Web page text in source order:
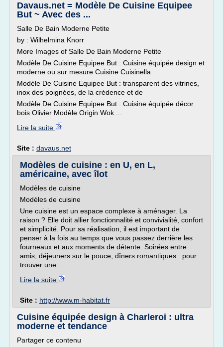
Davaus.net = Modèle De Cuisine Equipee
But ~ Avec des ...
Salle De Bain Moderne Petite
by : Wilhelmina Knorr
More Images of Salle De Bain Moderne Petite
Modèle De Cuisine Equipee But : Cuisine équipée design et
moderne ou sur mesure Cuisine Cuisinella
Modèle De Cuisine Equipee But : transparent des vitrines,
inox des poignées, de la crédence et de
Modèle De Cuisine Equipee But : Cuisine équipée décor
bois Olivier Modèle Origin Wok ...
Lire la suite
Site : davaus.net
Modèles de cuisine : en U, en L,
américaine, avec îlot
Modèles de cuisine
Modèles de cuisine
Une cuisine est un espace complexe à aménager. La
raison ? Elle doit allier fonctionnalité et convivialité, confort
et simplicité. Pour sa réalisation, il est important de
penser à la fois au temps que vous passez derrière les
fourneaux et aux moments de détente. Soirées entre
amis, déjeuners sur le pouce, dîners romantiques : pour
trouver une...
Lire la suite
Site : http://www.m-habitat.fr
Cuisine équipée design à Charleroi : ultra
moderne et tendance
Partager ce contenu